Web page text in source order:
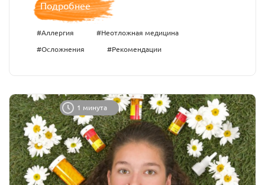
Подробнее
#Аллергия #Неотложная медицина
#Осложнения #Рекомендации
1 минута